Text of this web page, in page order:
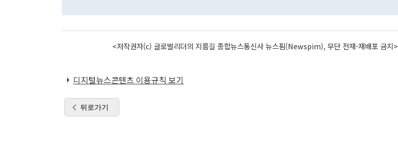
<저작권자(c) 글로벌리더의 지름길 종합뉴스통신사 뉴스핌(Newspim), 무단 전재-재배포 금지>
디지털뉴스콘텐츠 이용규칙 보기
뒤로가기